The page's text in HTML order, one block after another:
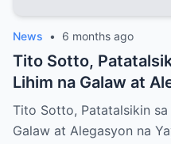
News • 6 months ago
Tito Sotto,
Lihim na Galaw at
Itaas na Kapulungan
Tito Sotto, Patatalsikin sa
Galaw at Alegasyon na